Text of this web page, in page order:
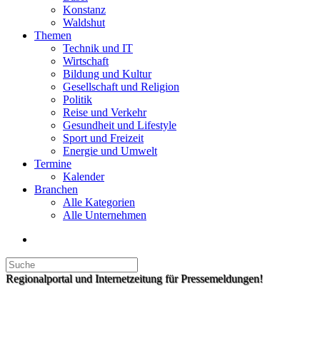
Konstanz
Waldshut
Themen
Technik und IT
Wirtschaft
Bildung und Kultur
Gesellschaft und Religion
Politik
Reise und Verkehr
Gesundheit und Lifestyle
Sport und Freizeit
Energie und Umwelt
Termine
Kalender
Branchen
Alle Kategorien
Alle Unternehmen
Regionalportal und Internetzeitung für Pressemeldungen!